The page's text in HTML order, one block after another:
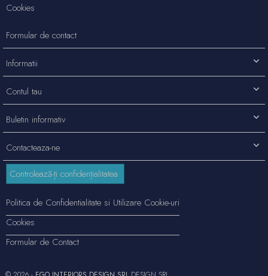
Contacteaza-ne
Cookies
Formular de contact
Informatii
Contul tau
Buletin informativ
Controlează-ți confidențialitatea
Politica de Confidentialitate si Utilizare Cookie-uri
Cookies
Formular de Contact